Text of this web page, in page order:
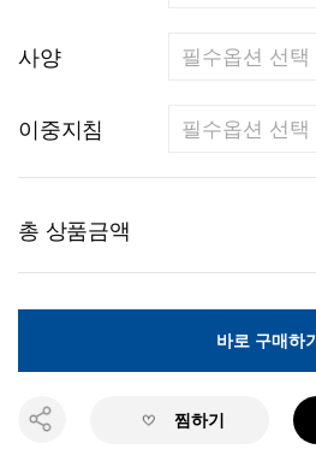
사양
이중지침
총 상품금액
바로 구매하기
찜하기